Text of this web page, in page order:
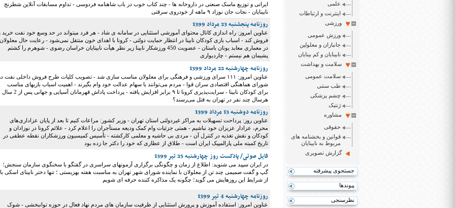
علمی
اینترنت و ارتباطات
ورزشی
ورزش عمومی
جانبازان و معلولین
نابینایان و کم بینایان
سلامت و بهداشت
سلامت عمومی
طب سنتی
چشم پزشکی
ژنتیک
مشاوره
حقوقی
قوانین و بخشنامه های
مربوط به نابینایان
گزارش تصویری
جستجوی پیشرفته
پیوندها
نظرسنجی
ایرانی و توزیع ماسک صنعتی در داروخانه ها - چند کتاب خوب در باب شاهنامه فردوسی - تداوم مسابقات آنلاین شطرنج
نابینایان - نجات جان نوزاد ۹ ماهه از خودروی سرقتی
روزنامه پنجشنبه 23 مرداد 1399
عناوین امروز: راه اندازی کانال محتوای آموزشی استثنایی در سامانه ی شاد - هر فرد میتواند در حد وسع خود نفت خرید
فروش کند - اسباب بازی کودکان نابینا در انتظار حمایت دولتی - کرونا با اهدای خون منتقل نمی‌شود - رعایت حال معلولان
در معماری معابد یونان باستان - عضویت 450 ورزشکار نابینا زیر نظر هیأت نابینایان خراسان رضوی - شوهرم را کشتم
پشیمان هم نیستم - چاردیواری
روزنامه چهارشنبه 22 مرداد 1399
عناوین امروز: ۱۱۱ سرای ورزشی و فرهنگی برای معلولان مناسب سازی شد - تصویب کلیات طرح فروش داخلی نفت
شورای هماهنگی اقتصادی سران قوا - مردم می‌توانند با سهام عدالت خود وام بگیرند - اهمیت اسباب بازیهای مناسب
برای کودکان نابینا - سرایت‌پذیری کرونا تا ۹ برابر افزایش یافته - پرداخت پاداش قهرمانان آسیایی
هرسال چند نفر در تهران به قتل می‌رسند؟
روزنامه دوشنبه 13 مرداد 1399
عناوین روز: پرداحت تسهیلات به مراکز غیردولتی استان تهران - وزیر کشور: مراعات کنیم تا بعد از پایان عزاداری‌های
محرم، عزادار عزیزان خود نباشیم - همتی جزئیات وام کمک ودیعه مستأجران را اعلام کرد - علائم کرونا در نوزادان و
کودکان و نقش تغذیه در کنترل آن - مردی بی حاشیه و معلمی کارکشته - تأسیس کمیسیون ورزشکاران نقطه عطفی در
تاریخ کمیته ملی پارالمپیک ایران است - طلاق از عطاری که خود را دکتر جا زده بود
فایل صوتی/ پادکست روز چهارشنبه 25 تیر 1399
در ایران سپید می شنوید: اطلاع از زمان و چگونگی برگزاری آزمونهای سراسری در گفتگو با سخنگوی سازمان سنجش؛
گپ و گفت صمیمی چند تن از معلولان با نماینده شورای شهر تهران به مناسبت هفته بهزیستی ؛ تنها دختر نابینای اسکی
از شرایط این روزهایش می گوید؛ چگونه یک مذاکره کننده حرفه ای شویم
روزنامه چهارشنبه 4 تیر 1399
عناوین امروز: استفاده آموزش و پرورش استثنایی از ظرفیت سازمان های مردم نهاد فعال در حوزه توانبخشی - شوک